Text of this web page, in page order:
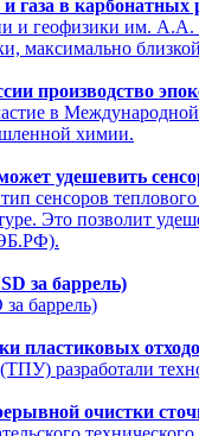
в карбонатных
и геофизики им.
максимально
производство
в
химии.
удешевить
сенсоров
Это позволит
за баррель)
баррель)
пластиковых
разработали
очистки